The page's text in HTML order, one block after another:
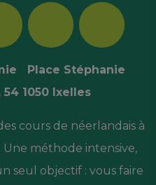
Place Stéphanie
1050 Ixelles
cours de néerlandais à
méthode intensive,
seul objectif : vous faire